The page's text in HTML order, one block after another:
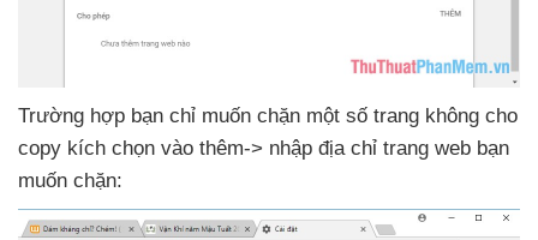
Trường hợp bạn chỉ muốn chặn một số trang không cho
copy kích chọn vào thêm-> nhập địa chỉ trang web bạn
muốn chặn: